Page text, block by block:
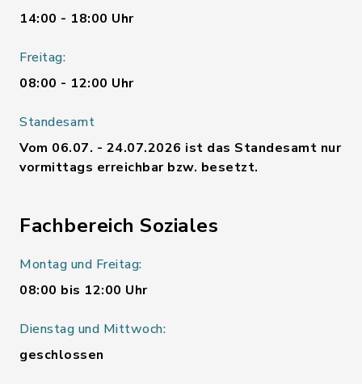
14:00 - 18:00 Uhr
Freitag:
08:00 - 12:00 Uhr
Standesamt
Vom 06.07. - 24.07.2026 ist das Standesamt nur
vormittags erreichbar bzw. besetzt.
Fachbereich Soziales
Montag und Freitag:
08:00 bis 12:00 Uhr
Dienstag und Mittwoch:
geschlossen